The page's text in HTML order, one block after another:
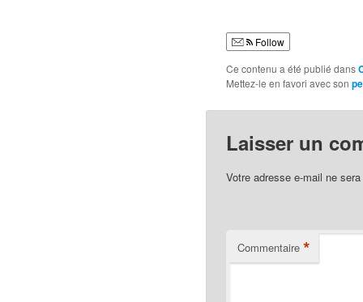
Follow
Ce contenu a été publié dans
Mettez-le en favori avec son
Laisser un
Votre adresse e-mail ne
Commentaire *